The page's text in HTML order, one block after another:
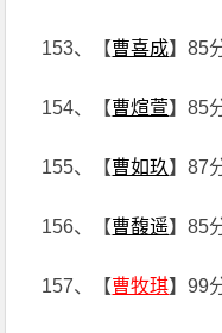
153、【曹喜成】85
154、【曹煊萱】85
155、【曹如玖】87
156、【曹馥遥】85
157、【曹牧琪】99